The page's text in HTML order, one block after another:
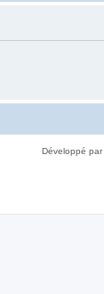
Développé par